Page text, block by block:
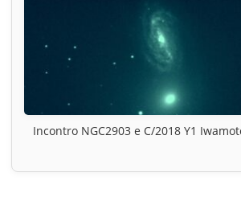
Incontro NGC2903 e C/2018 Y1